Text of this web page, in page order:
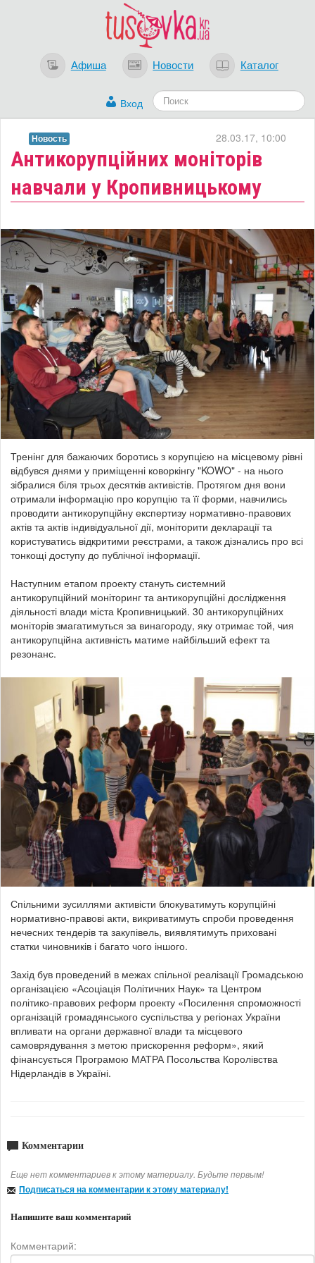
Афиша Новости Каталог
Вход
Антикорупційних моніторів
навчали у Кропивницькому
28.03.17, 10:00
Новость
Тренінг для бажаючих боротись з корупцією на місцевому рівні
відбувся днями у приміщенні коворкінгу "KOWO" - на нього
зібралися біля трьох десятків активістів. Протягом дня вони
отримали інформацію про корупцію та її форми, навчились
проводити антикорупційну експертизу нормативно-правових
актів та актів індивідуальної дії, моніторити декларації та
користуватись відкритими реєстрами, а також дізнались про всі
тонкощі доступу до публічної інформації.
Наступним етапом проекту стануть системний
антикорупційний моніторинг та антикорупційні дослідження
діяльності влади міста Кропивницький. 30 антикорупційних
моніторів змагатимуться за винагороду, яку отримає той, чия
антикорупційна активність матиме найбільший ефект та
резонанс.
Спільними зусиллями активісти блокуватимуть корупційні
нормативно-правові акти, викриватимуть спроби проведення
нечесних тендерів та закупівель, виявлятимуть приховані
статки чиновників і багато чого іншого.
Захід був проведений в межах спільної реалізації Громадською
організацією «Асоціація Політичних Наук» та Центром
політико-правових реформ проекту «Посилення спроможності
організацій громадянського суспільства у регіонах України
впливати на органи державної влади та місцевого
самоврядування з метою прискорення реформ», який
фінансується Програмою МАТРА Посольства Королівства
Нідерландів в Україні.
Комментарии
Еще нет комментариев к этому материалу. Будьте первым!
Подписаться на комментарии к этому материалу!
Напишите ваш комментарий
Комментарий: